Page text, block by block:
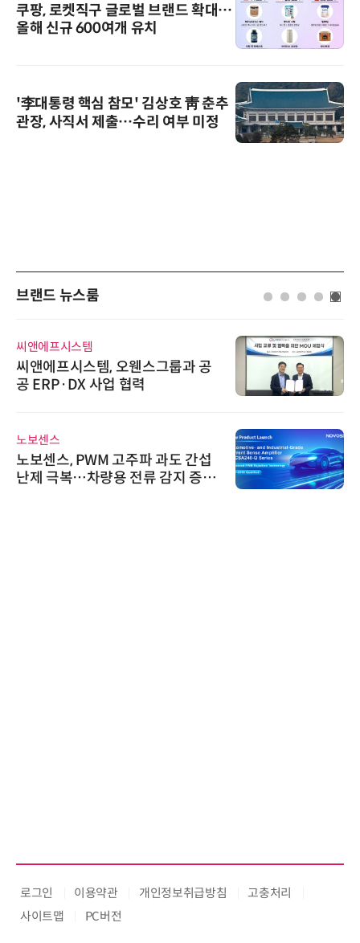
쿠팡, 로켓직구 글로벌 브랜드 확대…
올해 신규 600여개 유치
'李대통령 핵심 참모' 김상호 靑 춘추
관장, 사직서 제출…수리 여부 미정
브랜드 뉴스룸
씨앤에프시스템
씨앤에프시스템, 오웬스그룹과 공
공 ERP·DX 사업 협력
노보센스
노보센스, PWM 고주파 과도 간섭
난제 극복…차량용 전류 감지 증폭
로그인 이용약관 개인정보취급방침
고충처리
사이트맵
PC버전